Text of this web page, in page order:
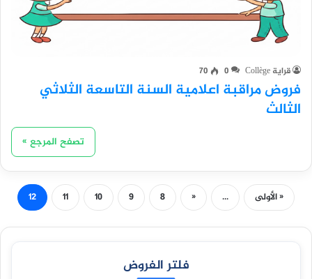
قراية Collège 0
70
فروض مراقبة اعلامية السنة التاسعة الثلاثي
الثالث
تصفح المرجع »
« الأولى ...
«
8
9
10
11
12
فلتر الفروض